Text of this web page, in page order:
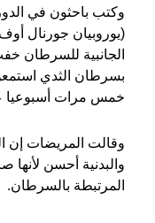
وكتب باحثون في
(يوروبيان جورنال
الجانبية
خمس مرات أسبوعيا على
وقالت المريضات إن
والبدنية أحسن لأنها
المرتبطة بالسرطان.